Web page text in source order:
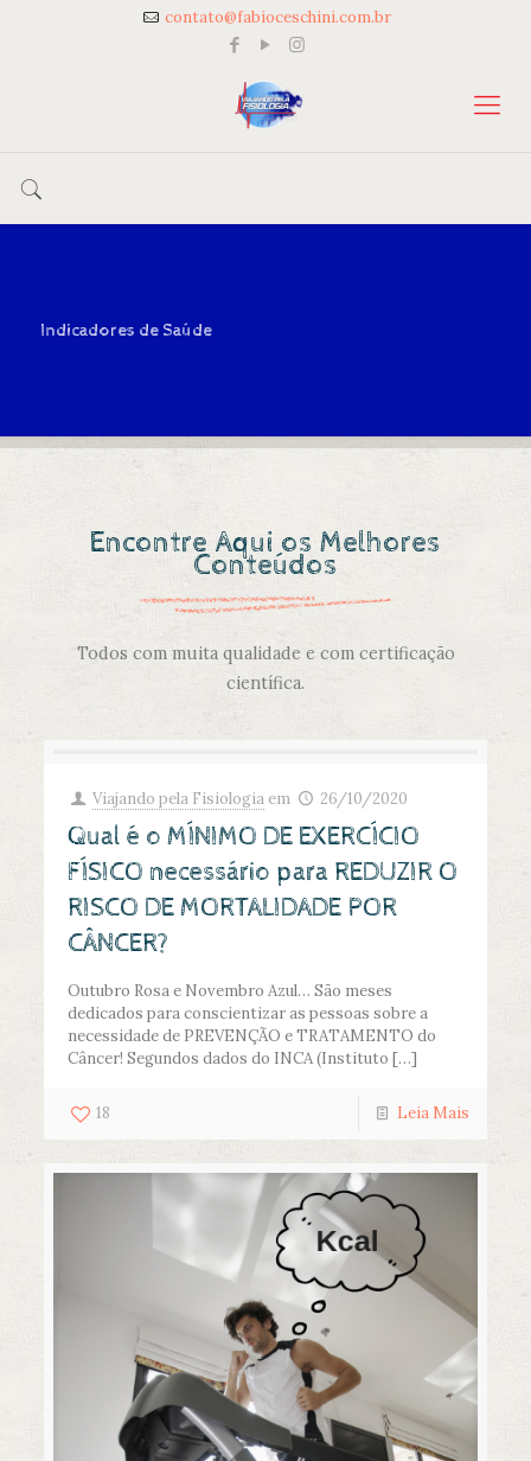
contato@fabioceschini.com.br
Indicadores de Saúde
Encontre Aqui os Melhores
Conteúdos
Todos com muita qualidade e com certificação
científica.
Viajando pela Fisiologia em 26/10/2020
Qual é o MÍNIMO DE EXERCÍCIO
FÍSICO necessário para REDUZIR O
RISCO DE MORTALIDADE POR
CÂNCER?
Outubro Rosa e Novembro Azul… São meses
dedicados para conscientizar as pessoas sobre a
necessidade de PREVENÇÃO e TRATAMENTO do
Câncer! Segundos dados do INCA (Instituto […]
18 Leia Mais